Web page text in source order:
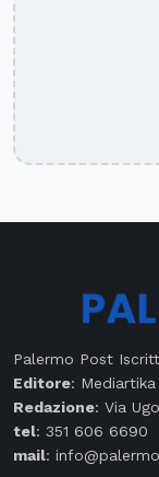
Palermo Post
Editore:
Redazione: Via
tel: 351 606 6690
mail: